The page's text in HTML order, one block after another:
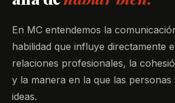
En MC entendemos la
habilidad que influye directamente
relaciones profesionales, la
y la manera en la que las personas
ideas.